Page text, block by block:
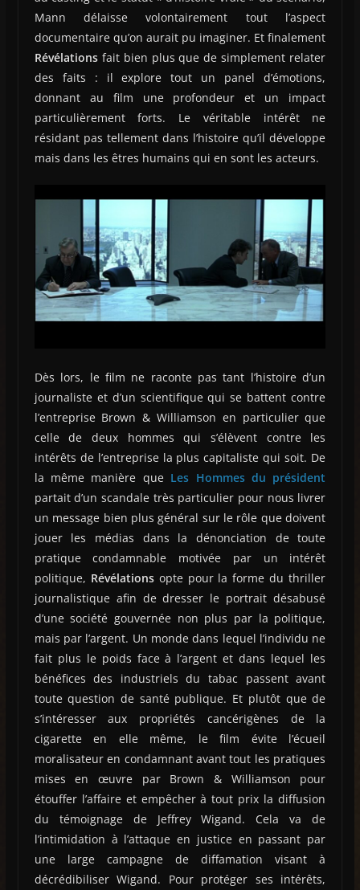
Mann délaisse volontairement tout l’aspect
documentaire qu’on aurait pu imaginer. Et finalement
Révélationsfait bien plus que de simplement relater
des faits : il explore tout un panel d’émotions,
donnant au film une profondeur et un impact
particulièrement forts. Le véritable intérêt ne
résidant pas tellement dans l’histoire qu’il développe
mais dans les êtres humains qui en sont les acteurs.
Dès lors, le film ne raconte pas tant l’histoire d’un
journaliste et d’un scientifique qui se battent contre
l’entreprise Brown & Williamson en particulier que
celle de deux hommes qui s’élèvent contre les
intérêts de l’entreprise la plus capitaliste qui soit. De
la même manière que Les Hommes du président
partait d’un scandale très particulier pour nous livrer
un message bien plus général sur le rôle que doivent
jouer les médias dans la dénonciation de toute
pratique condamnable motivée par un intérêt
politique, Révélationsopte pour la forme du thriller
journalistique afin de dresser le portrait désabusé
d’une société gouvernée non plus par la politique,
mais par l’argent. Un monde dans lequel l’individu ne
fait plus le poids face à l’argent et dans lequel les
bénéfices des industriels du tabac passent avant
toute question de santé publique. Et plutôt que de
s’intéresser aux propriétés cancérigènes de la
cigarette en elle même, le film évite l’écueil
moralisateur en condamnant avant tout les pratiques
mises en œuvre par Brown & Williamson pour
étouffer l’affaire et empêcher à tout prix la diffusion
du témoignage de Jeffrey Wigand. Cela va de
l’intimidation à l’attaque en justice en passant par
une large campagne de diffamation visant à
décrédibiliser Wigand. Pour protéger ses intérêts,